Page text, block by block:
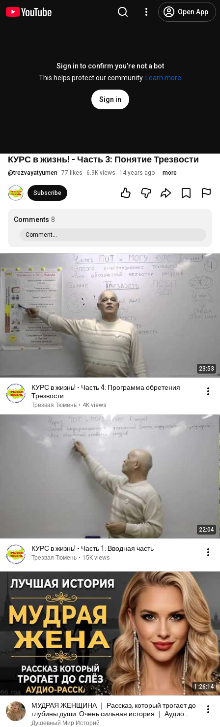
Open App
Sign in to confirm you’re not a bot
This helps protect our community.
Learn more
Sign in
КУРС в жизнь! - Часть 3: Понятие Трезвости
@trezvayatyumen 77 likes 6.9K views 14 years ago more
Subscribe
Comments 8
Comment...
23:53
КУРС в жизнь! - Часть 4: Программа обретения
Трезвости
Трезвая Тюмень • 4K views
22:04
КУРС в жизнь! - Часть 1: Вводная часть
Трезвая Тюмень • 15K views
1:26:14
МУДРАЯ ЖЕНЩИНА ｜ Рассказ, который трогает до
глубины души. Очень сильная история ｜ Аудио
рассказ.
Душевный Мир Историй